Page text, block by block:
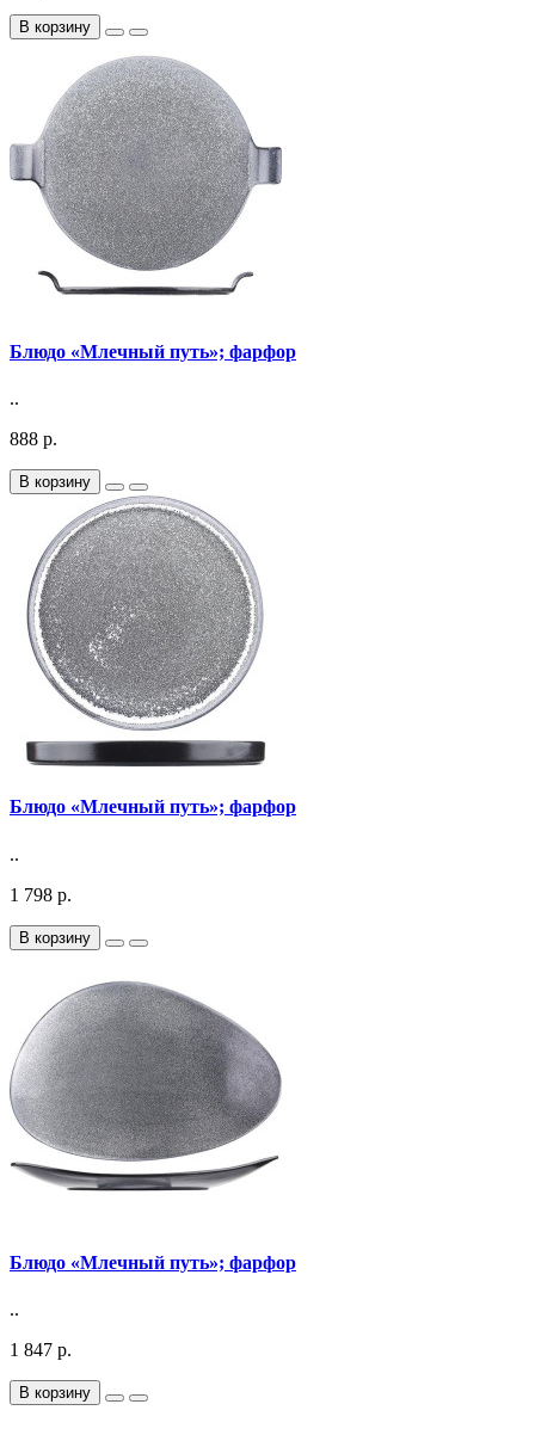
В корзину
Блюдо «Млечный путь»; фарфор
..
888 р.
В корзину
Блюдо «Млечный путь»; фарфор
..
1 798 р.
В корзину
Блюдо «Млечный путь»; фарфор
..
1 847 р.
В корзину